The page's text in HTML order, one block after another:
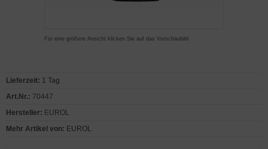
Für eine größere Ansicht klicken Sie auf das Vorschaubild
Lieferzeit: 1 Tag
Art.Nr.: 70447
Hersteller: EUROL
Mehr Artikel von: EUROL